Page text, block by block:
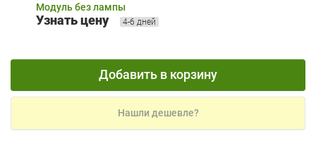
Модуль без лампы
Узнать цену 4-6 дней
Добавить в корзину
Нашли дешевле?